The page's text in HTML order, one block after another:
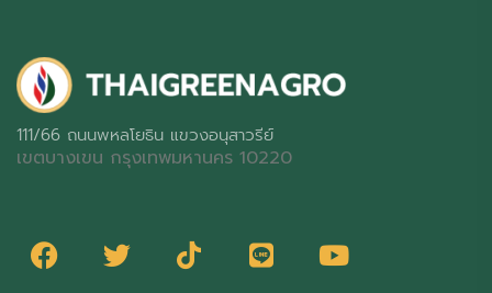
111/66 ถนนพหลโยธิน แขวงอนุสาวรีย์
เขตบางเขน กรุงเทพมหานคร 10220